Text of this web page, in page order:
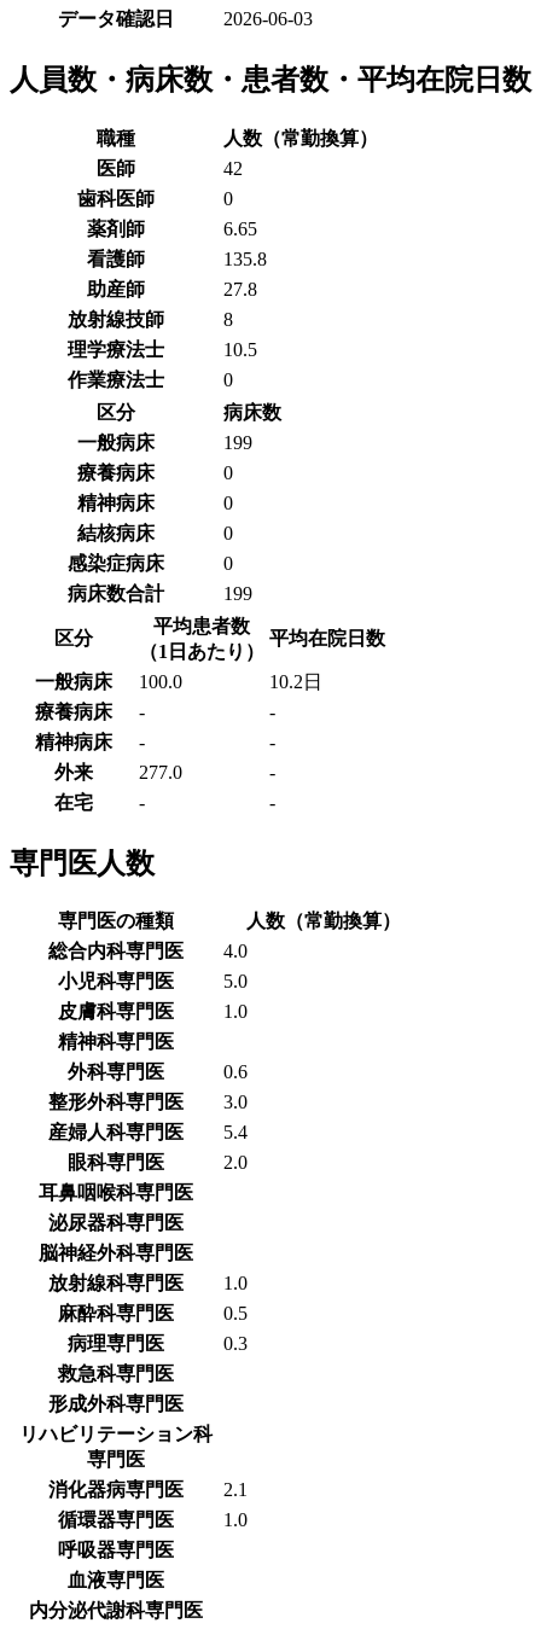
データ確認日
2026-06-03
人員数・病床数・患者数・平均在院日数
職種
人数（常勤換算）
医師
42
歯科医師
0
薬剤師
6.65
看護師
135.8
助産師
27.8
放射線技師
8
理学療法士
10.5
作業療法士
0
区分
病床数
一般病床
199
療養病床
0
精神病床
0
結核病床
0
感染症病床
0
病床数合計
199
区分
平均患者数
（1日あたり）
平均在院日数
一般病床 100.0
10.2日
療養病床
-
-
精神病床
-
-
外来
277.0
-
在宅
- -
専門医人数
専門医の種類
人数（常勤換算）
総合内科専門医
4.0
小児科専門医
5.0
皮膚科専門医
1.0
精神科専門医
外科専門医
0.6
整形外科専門医
3.0
産婦人科専門医
5.4
眼科専門医
2.0
耳鼻咽喉科専門医
泌尿器科専門医
脳神経外科専門医
放射線科専門医
1.0
麻酔科専門医
0.5
病理専門医
0.3
救急科専門医
形成外科専門医
リハビリテーション科
専門医
消化器病専門医
2.1
循環器専門医
1.0
呼吸器専門医
血液専門医
内分泌代謝科専門医